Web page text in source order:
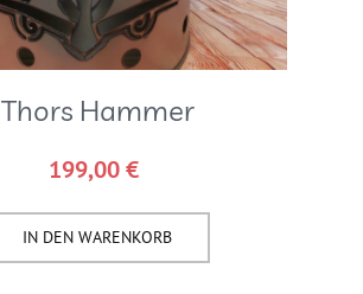
Thors Hammer
199,00€
IN DEN WARENKORB​